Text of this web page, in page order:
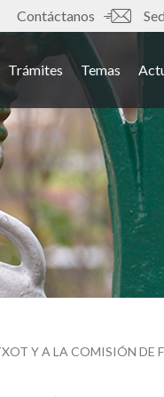
Tools
Contáctanos
Trámites Temas